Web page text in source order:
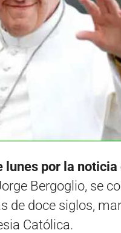
lunes por la
Bergoglio, se
de doce siglos,
Católica.